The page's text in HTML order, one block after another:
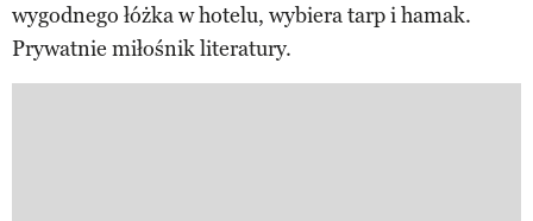
wygodnego łóżka w hotelu, wybiera tarp i hamak.
Prywatnie miłośnik literatury.